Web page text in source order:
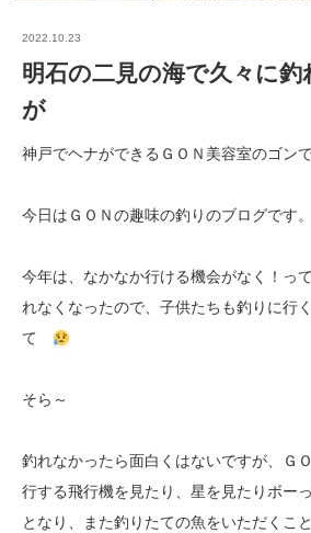
2022.10.23
明石の二見の海で久々に
が
神戸でヘナができるＧＯＮ美容室のゴン
今日はＧＯＮの趣味の釣りのブログです。
今年は、なかなか行ける機会がなく！っ
れなくなったので、子供たちも釣りに行
て
そら～
釣れなかったら面白くはないですが、Ｇ
行する飛行機を見たり、星を見たりボー
となり、また釣りたての魚をいただくこ